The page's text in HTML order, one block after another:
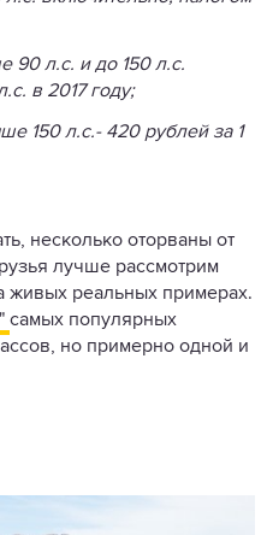
90 л.с. и до 150 л.с.
в 2017 году;
150 л.с.- 420 рублей за 1
несколько оторваны от
лучше рассмотрим
живых реальных примерах.
самых популярных
но примерно одной и